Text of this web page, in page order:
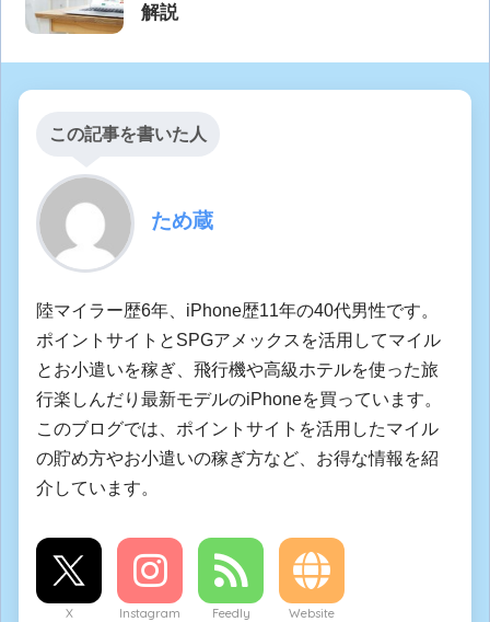
解説
この記事を書いた人
ため蔵
陸マイラー歴6年、iPhone歴11年の40代男性です。
ポイントサイトとSPGアメックスを活用してマイル
とお小遣いを稼ぎ、飛行機や高級ホテルを使った旅
行楽しんだり最新モデルのiPhoneを買っています。
このブログでは、ポイントサイトを活用したマイル
の貯め方やお小遣いの稼ぎ方など、お得な情報を紹
介しています。
X Instagram Feedly Website